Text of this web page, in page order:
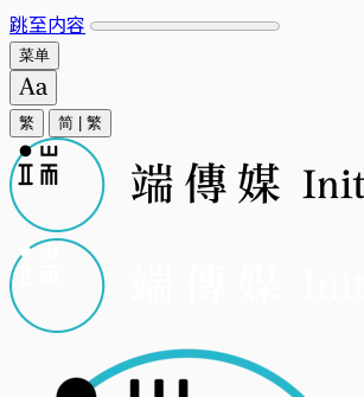
跳至内容
菜单
繁 简 繁